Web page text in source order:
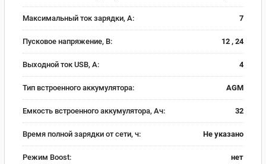
Максимальный ток зарядки, А: 7
Пусковое напряжение, В: 12 , 24
Выходной ток USB, А: 4
Тип встроенного аккумулятора: AGM
Емкость встроенного аккумулятора, Ач: 32
Время полной зарядки от сети, ч: Не указано
Режим Boost: нет